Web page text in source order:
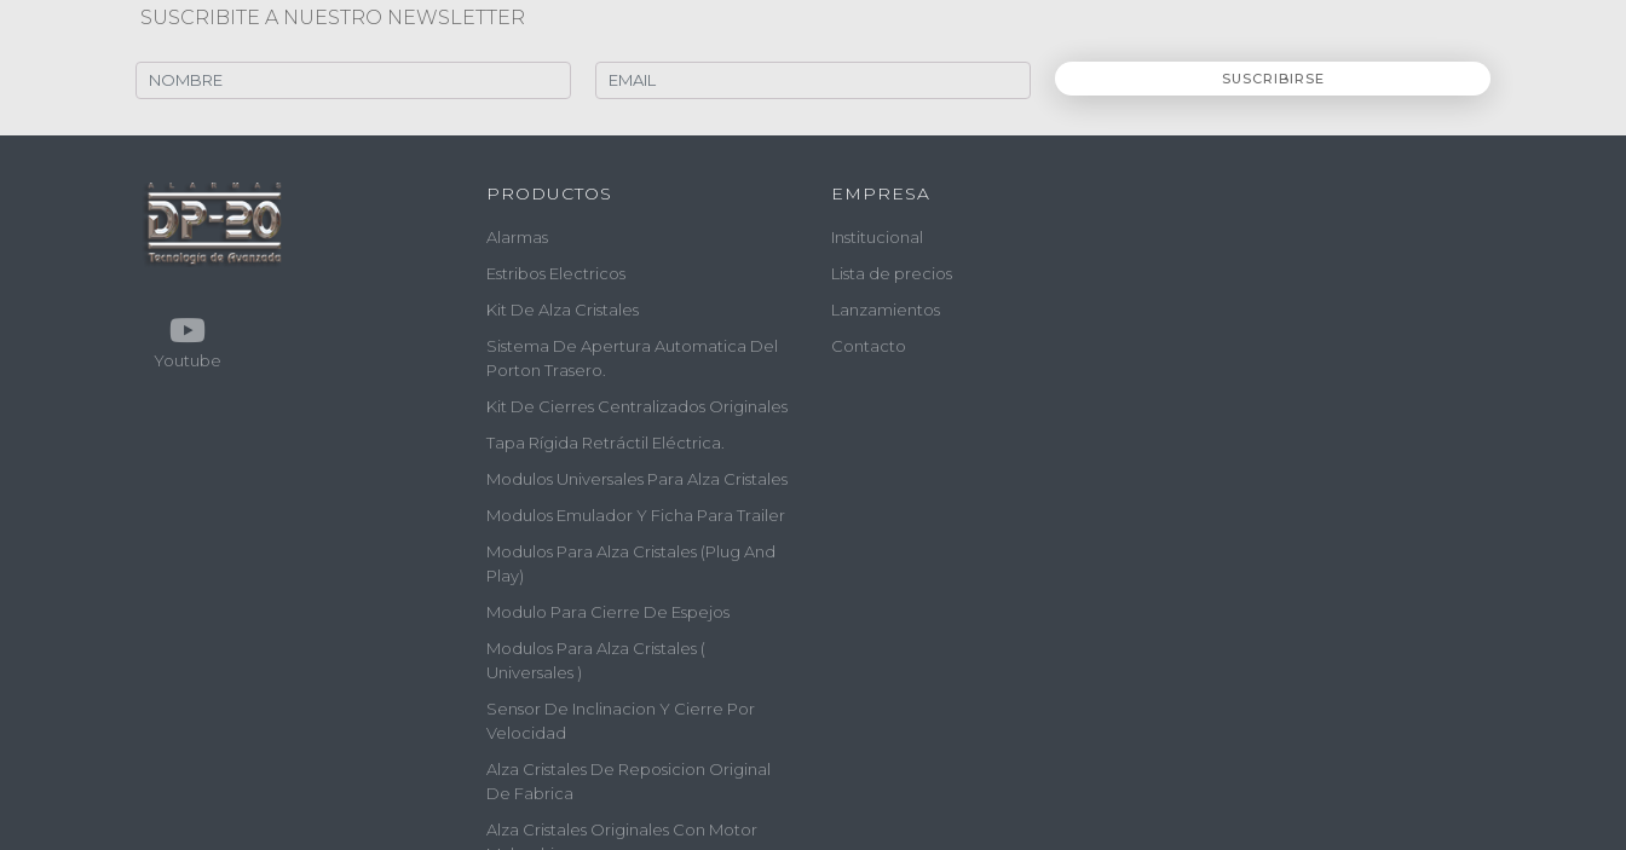
SUSCRIBITE A NUESTRO NEWSLETTER
Youtube
PRODUCTOS
Alarmas
Estribos Electricos
Kit De Alza Cristales
Sistema De Apertura Automatica Del
Porton Trasero.
Kit De Cierres Centralizados Originales
Tapa Rígida Retráctil Eléctrica.
Modulos Universales Para Alza Cristales
Modulos Emulador Y Ficha Para Trailer
Modulos Para Alza Cristales (plug And
Play)
Modulo Para Cierre De Espejos
Modulos Para Alza Cristales (
Universales )
Sensor De Inclinacion Y Cierre Por
Velocidad
Alza Cristales De Reposicion Original
De Fabrica
Alza Cristales Originales Con Motor
EMPRESA
Institucional
Lista de precios
Lanzamientos
Contacto